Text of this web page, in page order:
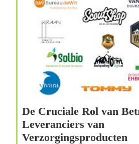
De Cruciale Rol van
Leveranciers van
Verzorgingsproducten